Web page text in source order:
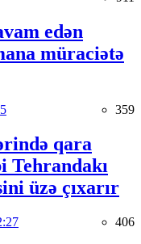
edən
müraciətə
359
qara
Tehrandakı
üzə çıxarır
406